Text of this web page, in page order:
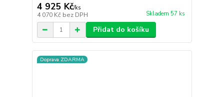
4 925 Kč/ks
4 070 Kč bez DPH Skladem 57 ks
Přidat do košíku
Doprava ZDARMA